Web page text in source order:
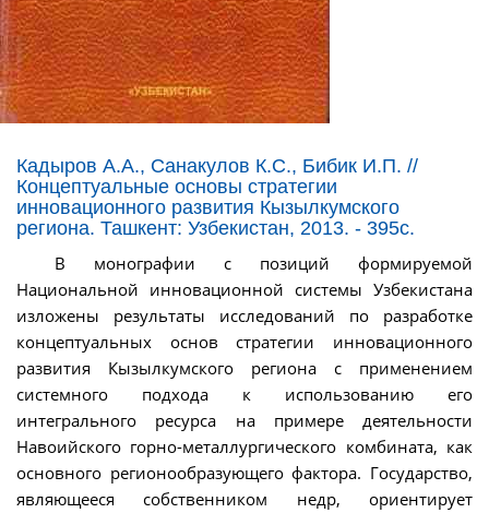
Кадыров А.А., Санакулов К.С., Бибик И.П. //
Концептуальные основы стратегии
инновационного развития Кызылкумского
региона. Ташкент: Узбекистан, 2013. - 395с.
В монографии с позиций формируемой
Национальной инновационной системы Узбекистана
изложены результаты исследований по разработке
концептуальных основ стратегии инновационного
развития Кызылкумского региона с применением
системного подхода к использованию его
интегрального ресурса на примере деятельности
Навоийского горно-металлургического комбината, как
основного регионообразующего фактора. Государство,
являющееся собственником недр, ориентирует